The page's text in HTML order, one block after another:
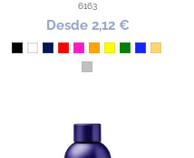
6163
Desde 2,12 €
NegroBlanco
Marino
RojoFucsiaNaranja
Amarillo
VerdeAzul Royal
Dorado
Plateado